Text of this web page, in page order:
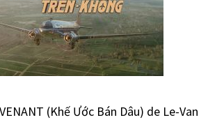
(Khế Ước Bán Dâu) de Le-Van